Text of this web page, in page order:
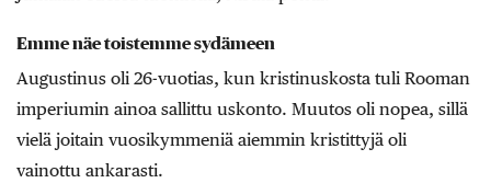
Emme näe toistemme sydämeen
Augustinus oli 26-vuotias, kun kristinuskosta tuli Rooman
imperiumin ainoa sallittu uskonto. Muutos oli nopea, sillä
vielä joitain vuosikymmeniä aiemmin kristittyjä oli
vainottu ankarasti.